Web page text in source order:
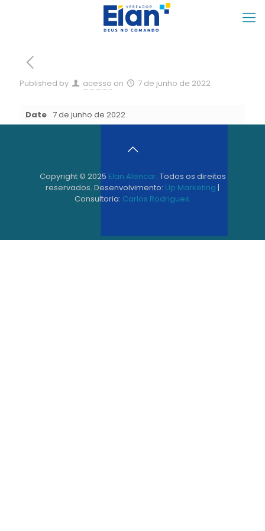
Published by acesso on 7 de junho de 2022
Date 7 de junho de 2022
Copyright © 2025 Elan Alencar. Todos os direitos
reservados. Desenvolvimento: Up Marketing |
Consultoria: Carlos Rodrigues.